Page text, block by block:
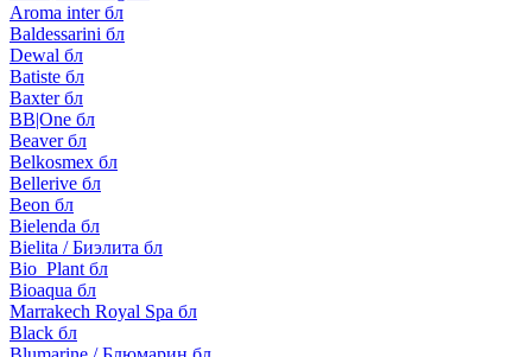
Aroma inter бл
Baldessarini бл
Dewal бл
Batiste бл
Baxter бл
BB|One бл
Beaver бл
Belkosmex бл
Bellerive бл
Beon бл
Bielenda бл
Bielita / Биэлита бл
Bio_Plant бл
Bioaqua бл
Marrakech Royal Spa бл
Black бл